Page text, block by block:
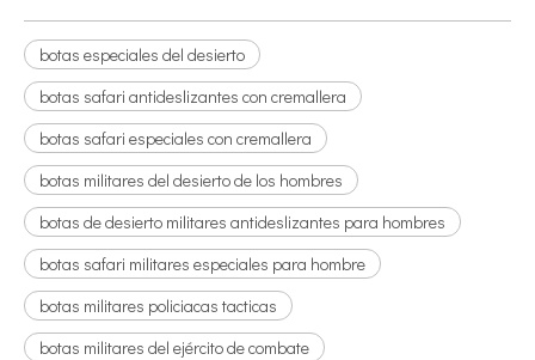
botas especiales del desierto
botas safari antideslizantes con cremallera
botas safari especiales con cremallera
botas militares del desierto de los hombres
botas de desierto militares antideslizantes para hombres
botas safari militares especiales para hombre
botas militares policiacas tacticas
botas militares del ejército de combate